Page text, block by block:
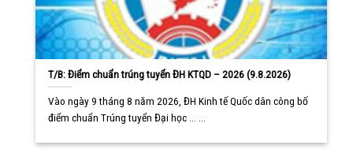
T/B: Điểm chuẩn trúng tuyển ĐH KTQD – 2026 (9.8.2026)
Vào ngày 9 tháng 8 năm 2026, ĐH Kinh tế Quốc dân công bố
điểm chuẩn Trúng tuyển Đại học ... ...